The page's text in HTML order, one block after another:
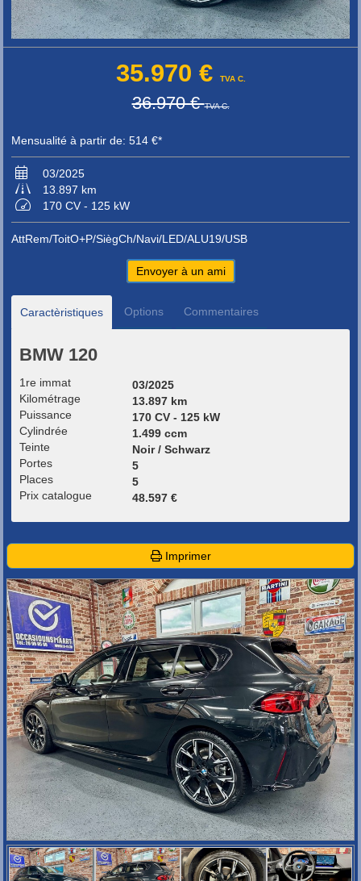
35.970 € TVA C.
36.970 €TVA C.
Mensualité à partir de: 514 €*
03/2025
13.897 km
170 CV - 125 kW
AttRem/ToitO+P/SiègCh/Navi/LED/ALU19/USB
Envoyer à un ami
Caractèristiques Options Commentaires
BMW 120
1re immat
03/2025
Kilométrage
13.897 km
Puissance
170 CV - 125 kW
Cylindrée
1.499 ccm
Teinte
Noir / Schwarz
Portes
5
Places
5
Prix catalogue
48.597 €
Imprimer